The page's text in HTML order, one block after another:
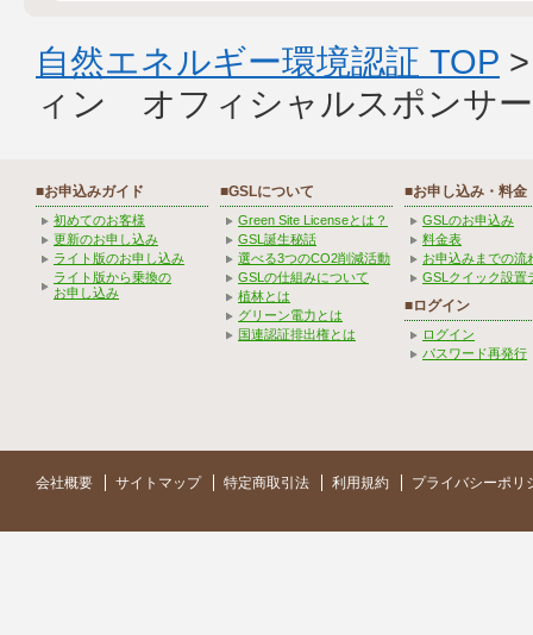
自然エネルギー環境認証 TOP
ィン オフィシャルスポンサ
■お申込みガイド
初めてのお客様
更新のお申し込み
ライト版のお申し込み
ライト版から乗換の
お申し込み
■GSLについて
Green Site Licenseとは？
GSL誕生秘話
選べる3つのCO2削減活動
GSLの仕組みについて
植林とは
グリーン電力とは
国連認証排出権とは
■お申し込み・料金
GSLのお申込み
料金表
お申込みまでの流
GSLクイック設置
■ログイン
ログイン
パスワード再発行
会社概要 サイトマップ 特定商取引法 利用規約 プライバシーポリ